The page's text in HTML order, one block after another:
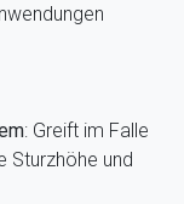
: Greift im Falle
Sturzhöhe und